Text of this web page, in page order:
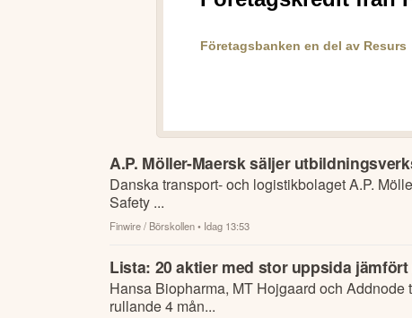
A.P. Möller-Maersk säljer
Danska transport- och logistikbolaget A.P. Möller-Maersk har ingått avtal om att sälja Maersk Training och dotterbolaget Maersk H2S
Safety ...
Finwire / Börskollen• Idag 13:53
Lista: 20 aktier med stor uppsida
Hansa Biopharma, MT Hojgaard och
rullande 4 mån...